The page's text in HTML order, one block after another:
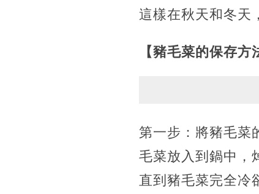
這樣在秋天和冬天
【豬毛菜的保存方
第一步：將豬毛菜
毛菜放入到鍋中，
直到豬毛菜完全冷